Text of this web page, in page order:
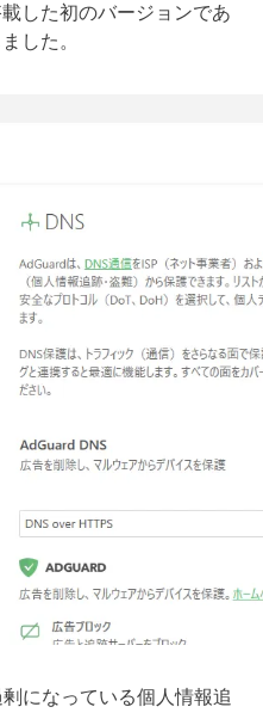
した初のバージョンであ
した。
になっている個人情報追